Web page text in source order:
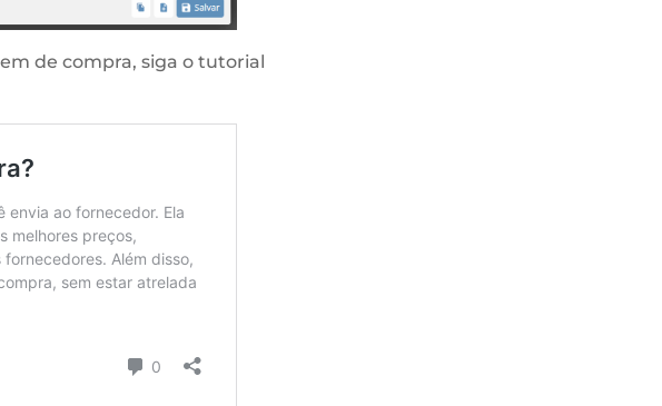
de compra, siga o tutorial